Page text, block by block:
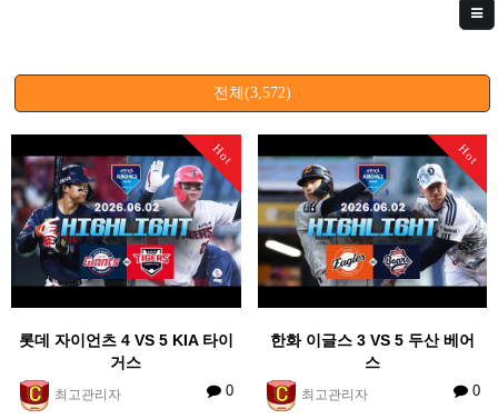
전체(3,572)
Hot
롯데 자이언츠 4 VS 5 KIA 타이
거스
최고관리자 0
Hot
한화 이글스 3 VS 5 두산 베어
스
최고관리자 0